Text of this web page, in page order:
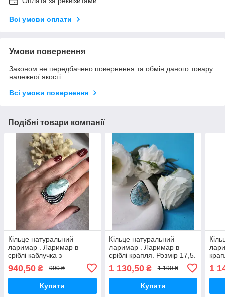
Всі умови оплати
Умови повернення
Законом не передбачено повернення та обмін даного товару
належної якості
Всі умови повернення
Подібні товари компанії
Кільце натуральний
ларимар . Ларимар в
сріблі каблучка з
ларимаром. Розмір 17,5.
Індія.
940,50 ₴ 990 ₴
Купити
Кільце натуральний
ларимар . Ларимар в
сріблі крапля. Розмір 17,5.
1 130,50₴ 1 190 ₴
Купити
1